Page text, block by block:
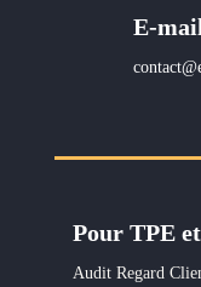
E-
Pour TPE
Audit Regard